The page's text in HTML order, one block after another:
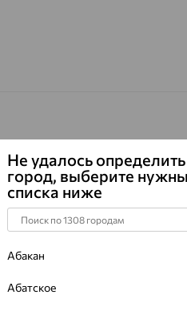
Не удалось
город, выберите
списка ниже
Абакан
Абатское